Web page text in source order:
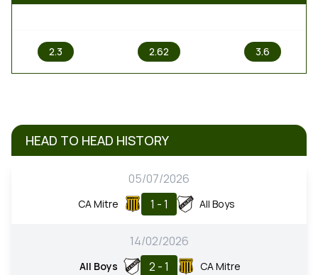
2.3 2.62 3.6
HEAD TO HEAD HISTORY
05/07/2026
CA Mitre 1 - 1 All Boys
14/02/2026
All Boys 2 - 1 CA Mitre